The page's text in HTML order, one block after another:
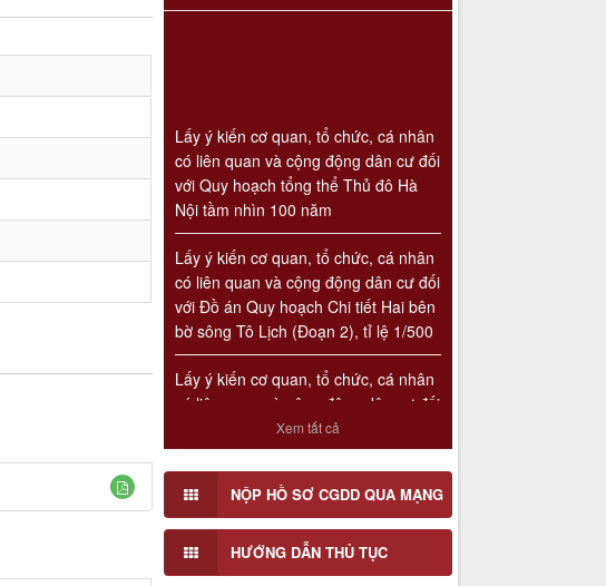
có liên quan và cộng động dân cư đối
với Quy hoạch tổng thể Thủ đô Hà
Nội tầm nhìn 100 năm
Lấy ý kiến cơ quan, tổ chức, cá nhân
có liên quan và cộng động dân cư đối
với Đồ án Quy hoạch Chi tiết Hai bên
bờ sông Tô Lịch (Đoạn 2), tỉ lệ 1/500
Lấy ý kiến cơ quan, tổ chức, cá nhân
có liên quan và cộng động dân cư đối
với Đồ án Quy hoạch Chi tiết Hai bên
bờ sông Tô Lịch (Đoạn 3), tỉ lệ 1/500
Lấy ý kiến cơ quan, tổ chức, cá nhân
có liên quan và cộng động dân cư đối
với Đồ án Quy hoạch Chi tiết Hai bên
bờ sông Tô Lịch (Đoạn 1), tỉ lệ 1/500
Xem tất cả
NỘP HỒ SƠ CGDD QUA MẠNG
HƯỚNG DẪN THỦ TỤC
Số 908/KH-VQH
của Viện Quy hoạch xây dựng Hà
Nội giai đoạn 2026 - 2030
Thời gian đăng: 16/07/2026